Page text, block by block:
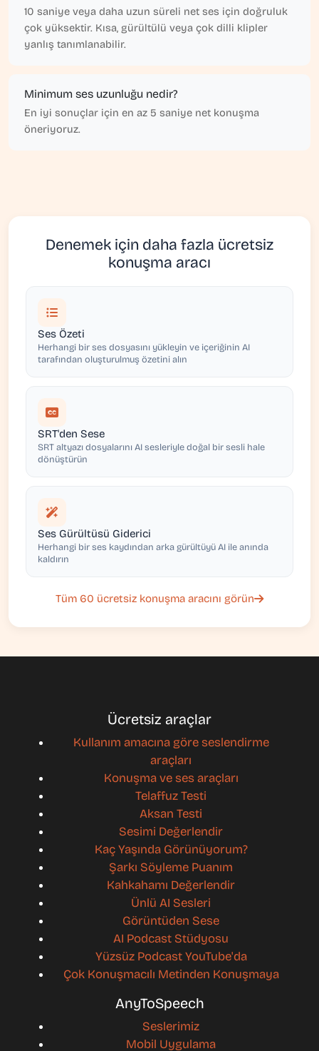
10 saniye veya daha uzun süreli net ses için doğruluk
çok yüksektir. Kısa, gürültülü veya çok dilli klipler
yanlış tanımlanabilir.
Minimum ses uzunluğu nedir?
En iyi sonuçlar için en az 5 saniye net konuşma
öneriyoruz.
Denemek için daha fazla ücretsiz
konuşma aracı
Ses Özeti
Herhangi bir ses dosyasını yükleyin ve içeriğinin AI
tarafından oluşturulmuş özetini alın
SRT'den Sese
SRT altyazı dosyalarını AI sesleriyle doğal bir sesli hale
dönüştürün
Ses Gürültüsü Giderici
Herhangi bir ses kaydından arka gürültüyü AI ile anında
kaldırın
Tüm 60 ücretsiz konuşma aracını görün
Ücretsiz araçlar
Kullanım amacına göre seslendirme
araçları
Konuşma ve ses araçları
Telaffuz Testi
Aksan Testi
Sesimi Değerlendir
Kaç Yaşında Görünüyorum?
Şarkı Söyleme Puanım
Kahkahamı Değerlendir
Ünlü AI Sesleri
Görüntüden Sese
AI Podcast Stüdyosu
Yüzsüz Podcast YouTube'da
Çok Konuşmacılı Metinden Konuşmaya
AnyToSpeech
Seslerimiz
Mobil Uygulama